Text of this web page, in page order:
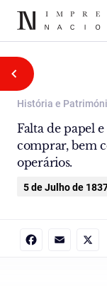
História e
Falta de papel
comprar, bem
operários.
5 de Julho de